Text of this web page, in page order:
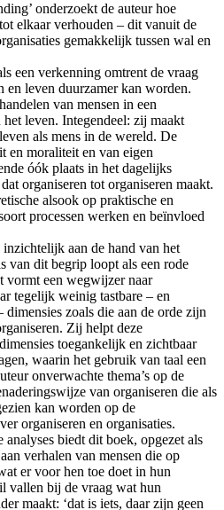
onderzoekt de auteur hoe
elkaar verhouden – dit vanuit de
gemakkelijk tussen wal en
een verkenning omtrent de vraag
en leven duurzamer kan worden.
van mensen in een
leven. Integendeel: zij maakt
als mens in de wereld. De
en moraliteit en van eigen
óók plaats in het dagelijks
organiseren tot organiseren maakt.
alsook op praktische en
processen werken en beïnvloed
aan de hand van het
van dit begrip loopt als een rode
vormt een wegwijzer naar
tegelijk weinig tastbare – en
zoals die aan de orde zijn
Zij helpt deze
toegankelijk en zichtbaar
waarin het gebruik van taal een
onverwachte thema’s op de
van organiseren die als
kan worden op de
organiseren en organisaties.
analyses biedt dit boek, opgezet als
verhalen van mensen die op
er voor hen toe doet in hun
vallen bij de vraag wat hun
maakt: ‘dat is iets, daar zijn geen